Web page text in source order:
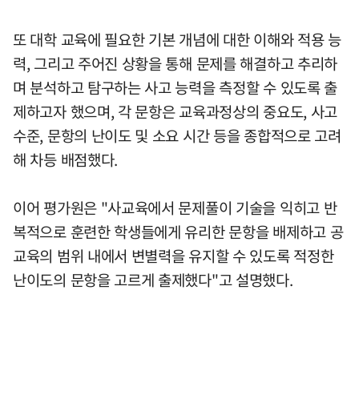
또 대학 교육에 필요한 기본 개념에 대한 이해와 적용 능
력, 그리고 주어진 상황을 통해 문제를 해결하고 추리하
며 분석하고 탐구하는 사고 능력을 측정할 수 있도록 출
제하고자 했으며, 각 문항은 교육과정상의 중요도, 사고
수준, 문항의 난이도 및 소요 시간 등을 종합적으로 고려
해 차등 배점했다.
이어 평가원은 "사교육에서 문제풀이 기술을 익히고 반
복적으로 훈련한 학생들에게 유리한 문항을 배제하고 공
교육의 범위 내에서 변별력을 유지할 수 있도록 적정한
난이도의 문항을 고르게 출제했다"고 설명했다.